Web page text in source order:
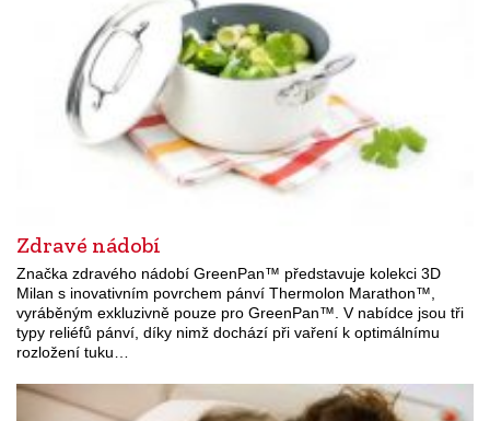
Zdravé nádobí
Značka zdravého nádobí GreenPan™ představuje kolekci 3D
Milan s inovativním povrchem pánví Thermolon Marathon™,
vyráběným exkluzivně pouze pro GreenPan™. V nabídce jsou tři
typy reliéfů pánví, díky nimž dochází při vaření k optimálnímu
rozložení tuku…